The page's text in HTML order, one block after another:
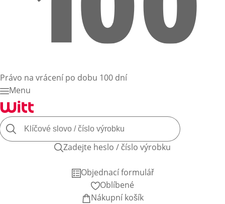
Právo na vrácení po dobu 100 dní
Menu
Zadejte heslo / číslo výrobku
Objednací formulář
Oblíbené
Nákupní košík